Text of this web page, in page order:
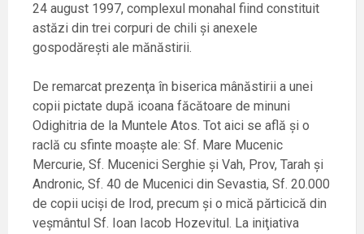
24 august 1997, complexul monahal fiind constituit
astăzi din trei corpuri de chili şi anexele
gospodăreşti ale mănăstirii.
De remarcat prezenţa în biserica mânăstirii a unei
copii pictate după icoana făcătoare de minuni
Odighitria de la Muntele Atos. Tot aici se află şi o
raclă cu sfinte moaşte ale: Sf. Mare Mucenic
Mercurie, Sf. Mucenici Serghie şi Vah, Prov, Tarah şi
Andronic, Sf. 40 de Mucenici din Sevastia, Sf. 20.000
de copii ucişi de Irod, precum şi o mică părticică din
veşmântul Sf. Ioan Iacob Hozevitul. La iniţiativa